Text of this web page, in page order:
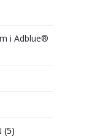
i Adblue®
(5)